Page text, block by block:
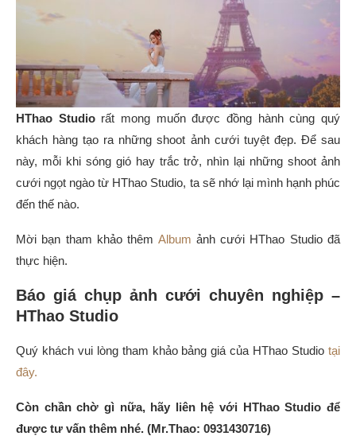
HThao Studiorất mong muốn được đồng hành cùng quý
khách hàng tạo ra những shoot ảnh cưới tuyệt đẹp. Để sau
này, mỗi khi sóng gió hay trắc trở, nhìn lại những shoot ảnh
cưới ngọt ngào từ HThao Studio, ta sẽ nhớ lại mình hạnh phúc
đến thế nào.
Mời bạn tham khảo thêm Album ảnh cưới HThao Studio đã
thực hiện.
Báo giá chụp ảnh cưới chuyên nghiệp –
HThao Studio
Quý khách vui lòng tham khảo bảng giá của HThao Studio tại
đây.
Còn chần chờ gì nữa, hãy liên hệ với HThao Studio để
được tư vấn thêm nhé. (Mr.Thao: 0931430716)